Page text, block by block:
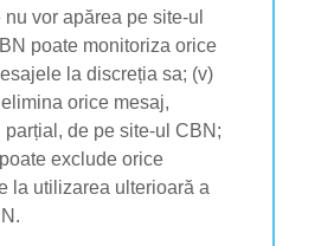
vor apărea pe site-ul
poate monitoriza orice
la discreția sa; (v)
orice mesaj,
parțial, de pe site-ul CBN;
exclude orice
la utilizarea ulterioară a